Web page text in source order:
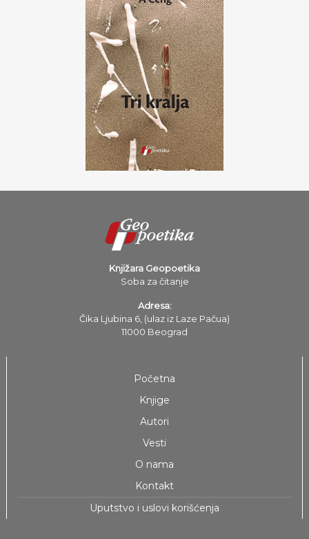
Knjižara Geopoetika
Soba za čitanje
Adresa:
Čika Ljubina 6, (ulaz iz Laze Pačua)
11000 Beograd
Početna
Knjige
Autori
Vesti
O nama
Kontakt
Uputstvo i uslovi korišćenja